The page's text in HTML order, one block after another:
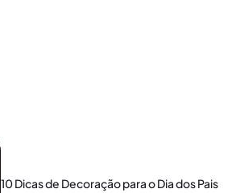
10 Dicas de Decoração para o Dia dos Pais